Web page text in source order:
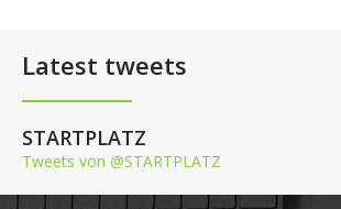
Latest tweets
STARTPLATZ
Tweets von @STARTPLATZ